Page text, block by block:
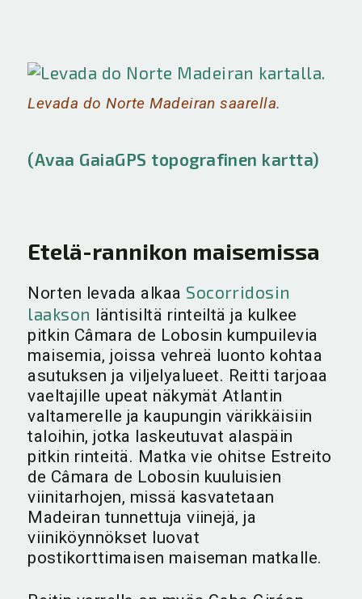
Levada do Norte Madeiran saarella.
(Avaa GaiaGPS topografinen kartta)
Etelä-rannikon maisemissa
Norten levada alkaa Socorridosin
laakson
läntisiltä rinteiltä ja kulkee
pitkin Câmara de Lobosin kumpuilevia
maisemia, joissa vehreä luonto kohtaa
asutuksen ja viljelyalueet. Reitti tarjoaa
vaeltajille upeat näkymät Atlantin
valtamerelle ja kaupungin värikkäisiin
taloihin, jotka laskeutuvat alaspäin
pitkin rinteitä. Matka vie ohitse Estreito
de Câmara de Lobosin kuuluisien
viinitarhojen, missä kasvatetaan
Madeiran tunnettuja viinejä, ja
viiniköynnökset luovat
postikorttimaisen maiseman matkalle.